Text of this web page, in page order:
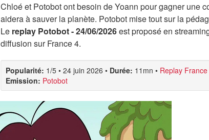
Chloé et Potobot ont besoin de Yoann pour gagner une
aidera à sauver la planète. Potobot mise tout sur la
Le replay Potobot - 24/06/2026est proposé en
diffusion sur France 4.
Popularité: 1/5 • 24 juin 2026 • Durée: 11mn • Replay
Emission: Potobot